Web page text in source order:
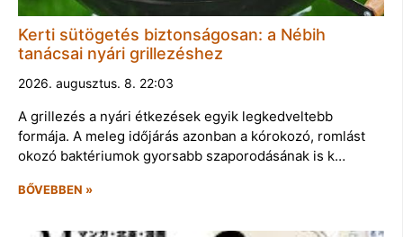
Kerti sütögetés biztonságosan: a Nébih
tanácsai nyári grillezéshez
2026. augusztus. 8. 22:03
A grillezés a nyári étkezések egyik legkedveltebb
formája. A meleg időjárás azonban a kórokozó, romlást
okozó baktériumok gyorsabb szaporodásának is k…
BŐVEBBEN »